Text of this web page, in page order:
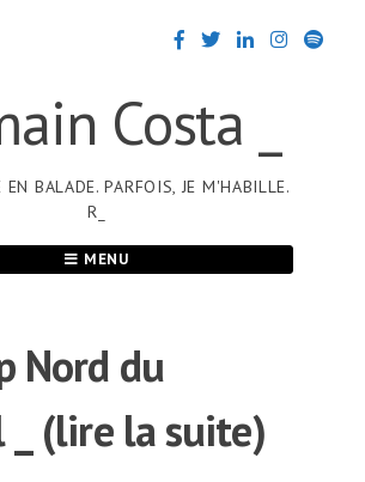
Costa _
EN BALADE. PARFOIS, JE M'HABILLE.
R_
MENU
Nord du
_ (lire la suite)